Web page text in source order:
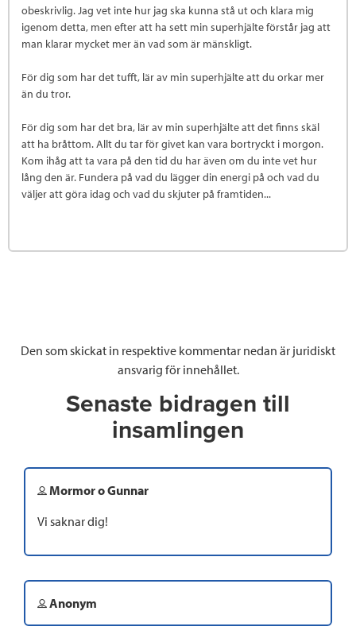
obeskrivlig. Jag vet inte hur jag ska kunna stå ut och klara mig
igenom detta, men efter att ha sett min superhjälte förstår jag att
man klarar mycket mer än vad som är mänskligt.
För dig som har det tufft, lär av min superhjälte att du orkar mer
än du tror.
För dig som har det bra, lär av min superhjälte att det finns skäl
att ha bråttom. Allt du tar för givet kan vara bortryckt i morgon.
Kom ihåg att ta vara på den tid du har även om du inte vet hur
lång den är. Fundera på vad du lägger din energi på och vad du
väljer att göra idag och vad du skjuter på framtiden...
Den som skickat in respektive kommentar nedan är juridiskt
ansvarig för innehållet.
Senaste bidragen till
insamlingen
Mormor o Gunnar
Vi saknar dig!
Anonym